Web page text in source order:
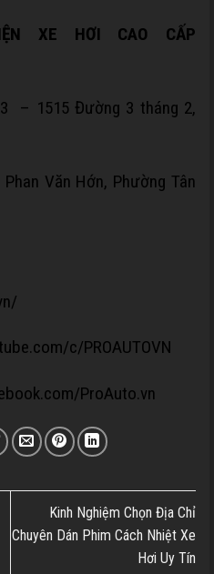
XE HƠI CAO CẤP
– 1515 Đường 3 tháng 2,
Văn Hớn, Phường Tân
c/PROAUTOVN
ProAuto.vn
Kinh Nghiệm Chọn Địa Chỉ
Chuyên Dán Phim Cách Nhiệt Xe
Hơi Uy Tín